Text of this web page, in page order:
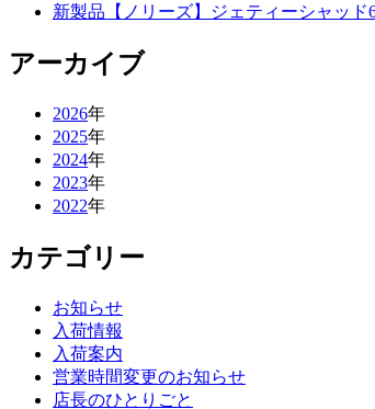
新製品【ノリーズ】ジェティーシャッド
アーカイブ
2026年
2025年
2024年
2023年
2022年
カテゴリー
お知らせ
入荷情報
入荷案内
営業時間変更のお知らせ
店長のひとりごと